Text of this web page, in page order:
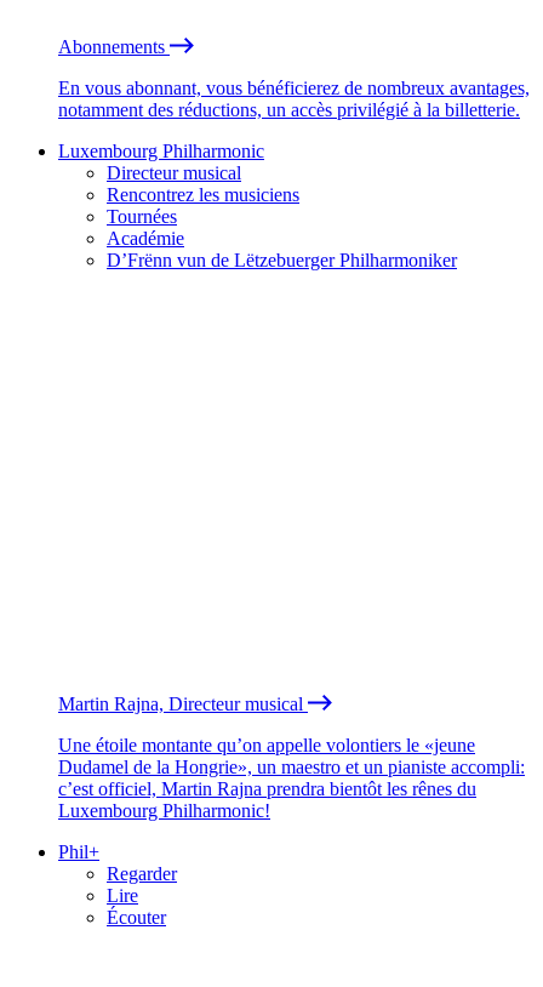
Abonnements
En vous abonnant, vous bénéficierez de nombreux avantages,
notamment des réductions, un accès privilégié à la billetterie.
Luxembourg Philharmonic
Directeur musical
Rencontrez les musiciens
Tournées
Académie
D’Frënn vun de Lëtzebuerger Philharmoniker
Martin Rajna, Directeur musical
Une étoile montante qu’on appelle volontiers le «jeune
Dudamel de la Hongrie», un maestro et un pianiste accompli:
c’est officiel, Martin Rajna prendra bientôt les rênes du
Luxembourg Philharmonic!
Phil+
Regarder
Lire
Écouter